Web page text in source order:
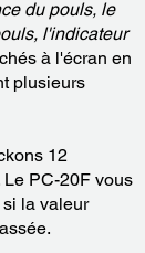
du pouls, le
l'indicateur
à l'écran en
plusieurs
12
PC-20F vous
la valeur